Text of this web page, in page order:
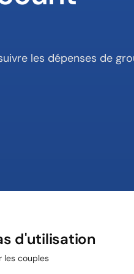
les dépenses de
d'utilisation
les couples